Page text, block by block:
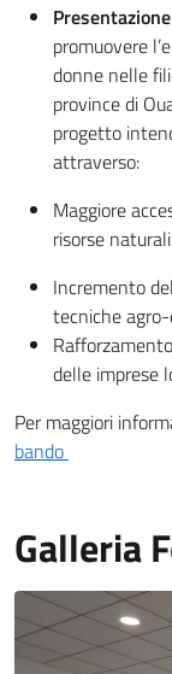
promuovere
donne nelle
province di
progetto
attraverso:
Maggiore
risorse
Incremento
tecniche
delle imprese
Per maggiori
bando
Galleria